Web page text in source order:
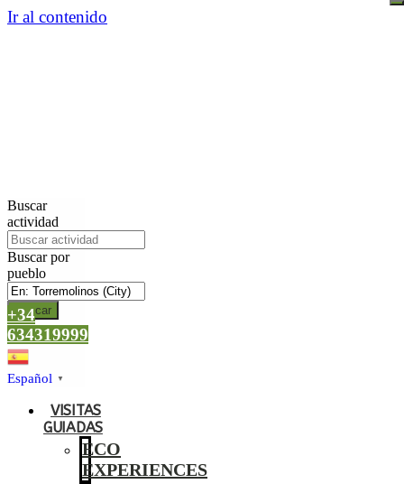
Ir al contenido
Buscar
actividad
Buscar por
pueblo
Buscar
+34
634319999
Español ▼
VISITAS
GUIADAS
ECO
EXPERIENCES